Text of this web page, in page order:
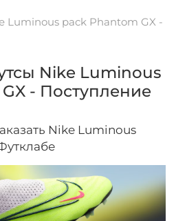
Luminous pack Phantom GX -
Nike Luminous
- Поступление
Nike Luminous